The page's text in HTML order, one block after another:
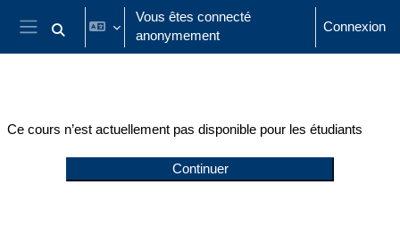
Passer au contenu principal
Panneau latéral
Activer/désactiver la saisie de recherche
Vous êtes connecté
anonymement
Connexion
Ce cours n’est actuellement pas disponible pour les étudiants
Continuer